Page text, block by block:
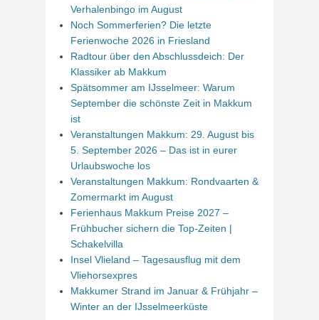
Verhalenbingo im August
Noch Sommerferien? Die letzte
Ferienwoche 2026 in Friesland
Radtour über den Abschlussdeich: Der
Klassiker ab Makkum
Spätsommer am IJsselmeer: Warum
September die schönste Zeit in Makkum
ist
Veranstaltungen Makkum: 29. August bis
5. September 2026 – Das ist in eurer
Urlaubswoche los
Veranstaltungen Makkum: Rondvaarten &
Zomermarkt im August
Ferienhaus Makkum Preise 2027 –
Frühbucher sichern die Top-Zeiten |
Schakelvilla
Insel Vlieland – Tagesausflug mit dem
Vliehorsexpres
Makkumer Strand im Januar & Frühjahr –
Winter an der IJsselmeerküste